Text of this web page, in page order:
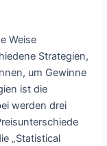
Weise
Strategien,
um Gewinne
ist die
werden drei
„Statistical